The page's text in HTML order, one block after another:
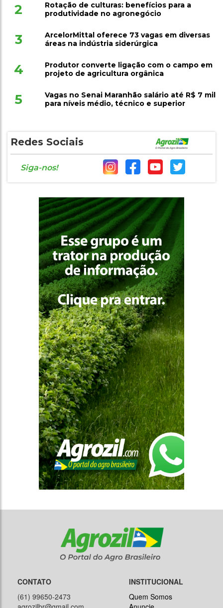
2
Rotação de culturas: benefícios para a
produtividade no agronegócio
3
ArcelorMittal oferece 73 vagas em diversas
áreas na indústria siderúrgica
4
Produtor converte ligação com o campo em
projeto de agricultura orgânica
5
Vagas no Senai Maranhão salário até R$ 7 mil
para níveis médio, técnico e superior
Redes Sociais
Siga-nos!
CONTATO
(61) 99650-2473
INSTITUCIONAL
Quem Somos